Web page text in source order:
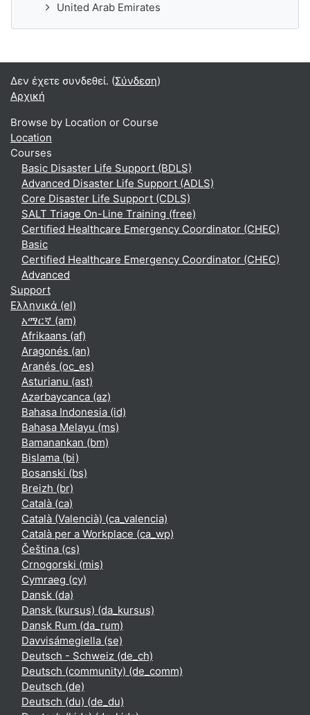
United Arab Emirates
Δεν έχετε συνδεθεί. (Σύνδεση)
Αρχική
Browse by Location or Course
Location
Courses
Basic Disaster Life Support (BDLS)
Advanced Disaster Life Support (ADLS)
Core Disaster Life Support (CDLS)
SALT Triage On-Line Training (free)
Certified Healthcare Emergency Coordinator (CHEC)
Basic
Certified Healthcare Emergency Coordinator (CHEC)
Advanced
Support
Ελληνικά ‎(el)‎
አማርኛ ‎(am)‎
Afrikaans ‎(af)‎
Aragonés ‎(an)‎
Aranés ‎(oc_es)‎
Asturianu ‎(ast)‎
Azərbaycanca ‎(az)‎
Bahasa Indonesia ‎(id)‎
Bahasa Melayu ‎(ms)‎
Bamanankan ‎(bm)‎
Bislama ‎(bi)‎
Bosanski ‎(bs)‎
Breizh ‎(br)‎
Català ‎(ca)‎
Català (Valencià) ‎(ca_valencia)‎
Català per a Workplace ‎(ca_wp)‎
Čeština ‎(cs)‎
Crnogorski ‎(mis)‎
Cymraeg ‎(cy)‎
Dansk ‎(da)‎
Dansk (kursus) ‎(da_kursus)‎
Dansk Rum ‎(da_rum)‎
Davvisámegiella ‎(se)‎
Deutsch - Schweiz ‎(de_ch)‎
Deutsch (community) ‎(de_comm)‎
Deutsch ‎(de)‎
Deutsch (du) ‎(de_du)‎